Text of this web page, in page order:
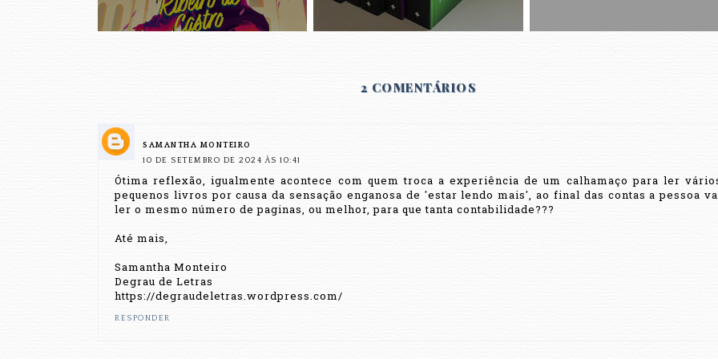
2 COMENTÁRIOS
SAMANTHA MONTEIRO
10 DE SETEMBRO DE 2024 ÀS 10:41
Ótima reflexão, igualmente acontece com quem troca a experiência de um calhamaço para ler
pequenos livros por causa da sensação enganosa de 'estar lendo mais', ao final das contas a pessoa
ler o mesmo número de paginas, ou melhor, para que tanta contabilidade???
Até mais,
Samantha Monteiro
Degrau de Letras
https://degraudeletras.wordpress.com/
RESPONDER